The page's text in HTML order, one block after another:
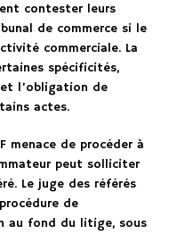
contester leurs
de commerce si le
commerciale. La
spécificités,
l’obligation de
actes.
menace de procéder à
peut solliciter
Le juge des référés
de
au fond du litige, sous